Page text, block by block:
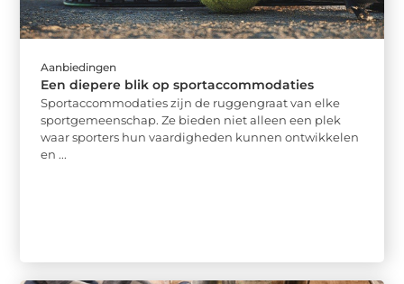
Aanbiedingen
Een diepere blik op sportaccommodaties
Sportaccommodaties zijn de ruggengraat van elke
sportgemeenschap. Ze bieden niet alleen een plek
waar sporters hun vaardigheden kunnen ontwikkelen
en ...